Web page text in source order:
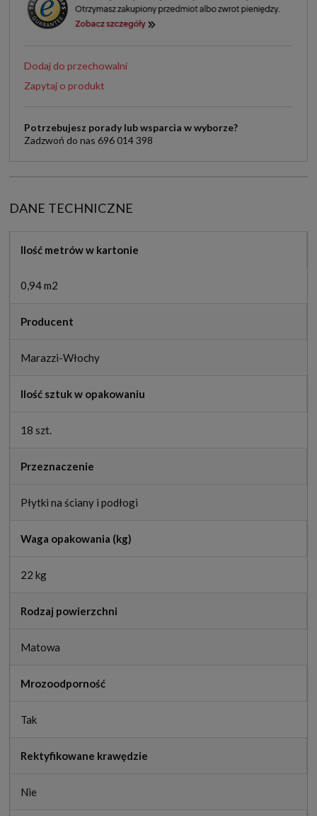
Dodaj do przechowalni
Zapytaj o produkt
Potrzebujesz porady lub wsparcia w wyborze?
Zadzwoń do nas 696 014 398
DANE TECHNICZNE
Ilość metrów w kartonie
0,94 m2
Producent
Marazzi-Włochy
Ilość sztuk w opakowaniu
18 szt.
Przeznaczenie
Płytki na ściany i podłogi
Waga opakowania (kg)
22 kg
Rodzaj powierzchni
Matowa
Mrozoodporność
Tak
Rektyfikowane krawędzie
Nie